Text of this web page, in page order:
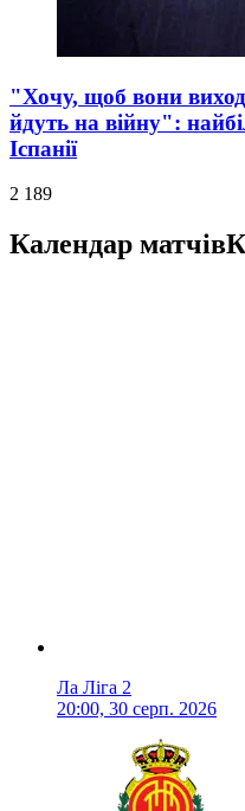
"Хочу, щоб вони
йдуть на війну":
Іспанії
2 189
Календар матчів
Ла Ліга 2
20:00, 30 серп. 2026